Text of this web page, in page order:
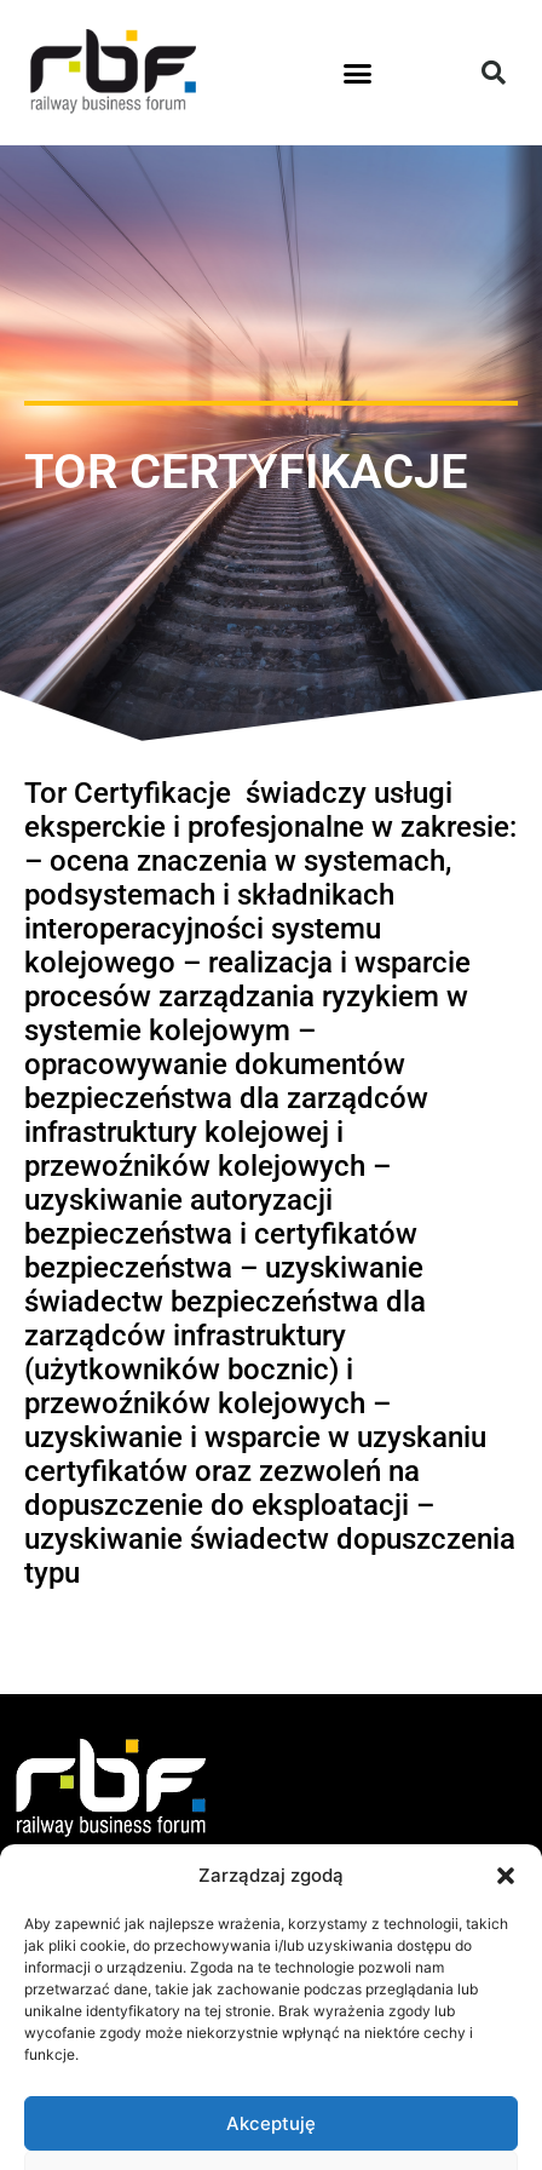
Zarządzaj zgodą
Aby zapewnić jak najlepsze wrażenia, korzystamy z technologii, takich
jak pliki cookie, do przechowywania i/lub uzyskiwania dostępu do
informacji o urządzeniu. Zgoda na te technologie pozwoli nam
przetwarzać dane, takie jak zachowanie podczas przeglądania lub
unikalne identyfikatory na tej stronie. Brak wyrażenia zgody lub
wycofanie zgody może niekorzystnie wpłynąć na niektóre cechy i
funkcje.
Akceptuję
TOR CERTYFIKACJE
Tor Certyfikacje świadczy usługi
eksperckie i profesjonalne w zakresie:
– ocena znaczenia w systemach,
podsystemach i składnikach
interoperacyjności systemu
kolejowego – realizacja i wsparcie
procesów zarządzania ryzykiem w
systemie kolejowym –
opracowywanie dokumentów
bezpieczeństwa dla zarządców
infrastruktury kolejowej i
przewoźników kolejowych –
uzyskiwanie autoryzacji
bezpieczeństwa i certyfikatów
bezpieczeństwa – uzyskiwanie
świadectw bezpieczeństwa dla
zarządców infrastruktury
(użytkowników bocznic) i
przewoźników kolejowych –
uzyskiwanie i wsparcie w uzyskaniu
certyfikatów oraz zezwoleń na
dopuszczenie do eksploatacji –
uzyskiwanie świadectw dopuszczenia
typu
Misja i Cele
Jak Działamy?
Współpraca
Zarząd
Dokumenty
Statut
Regulamin WZC
Protokoły WZC
Raporty
Railway Business Forum
00-738 Warszawa